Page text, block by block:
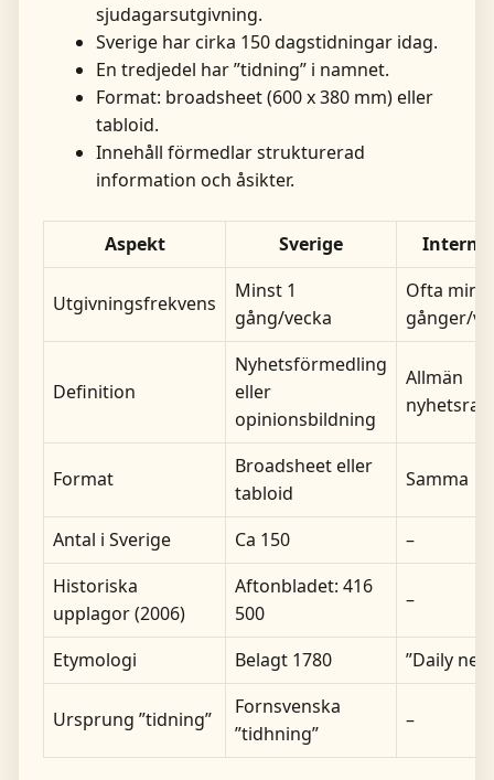
sjudagarsutgivning.
Sverige har cirka 150 dagstidningar idag.
En tredjedel har ”tidning” i namnet.
Format: broadsheet (600 x 380 mm) eller
tabloid.
Innehåll förmedlar strukturerad
information och åsikter.
Aspekt Sverige
Utgivningsfrekvens
Minst 1
gång/vecka
Ofta
gånger/
Definition
Nyhetsförmedling
eller
opinionsbildning
Allmän
Format
Broadsheet eller
tabloid
Samma
Antal i Sverige Ca 150
–
Historiska
upplagor (2006)
Aftonbladet: 416
500
–
Etymologi Belagt 1780 ”Daily
Ursprung ”tidning”
Fornsvenska
”tidhning”
–